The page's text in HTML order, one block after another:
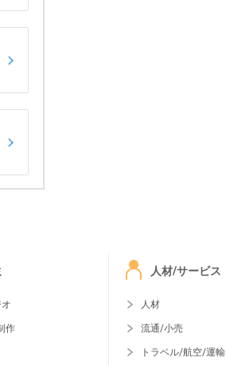
作
人材/サービス
人材
流通/小売
トラベル/航空/運輸